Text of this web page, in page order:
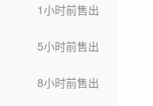
1小时前售出
5小时前售出
8小时前售出